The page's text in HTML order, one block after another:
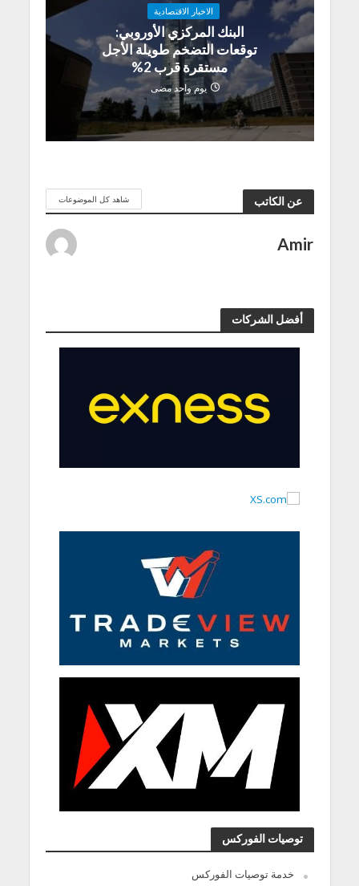
الاخبار الاقتصادية
البنك المركزي الأوروبي:
توقعات التضخم طويلة الأجل
مستقرة قرب 2%
يوم واحد مضى
عن الكاتب شاهد كل الموضوعات
Amir
أفضل الشركات
توصيات الفوركس
خدمة توصيات الفوركس